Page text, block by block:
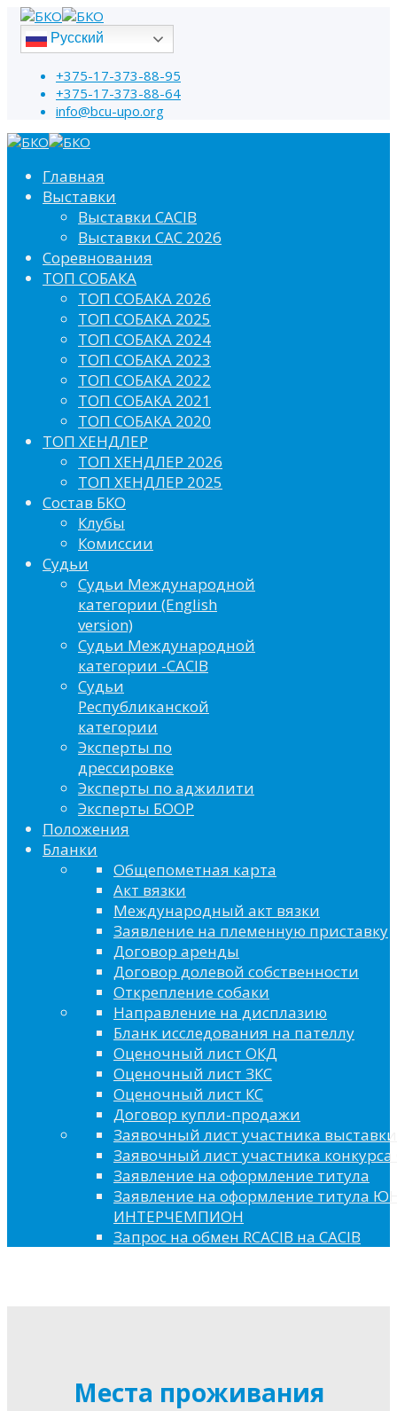
Русский
+375-17-373-88-95
+375-17-373-88-64
info@bcu-upo.org
Главная
Выставки
Выставки CACIB
Выставки САС 2026
Соревнования
ТОП СОБАКА
ТОП СОБАКА 2026
ТОП СОБАКА 2025
ТОП СОБАКА 2024
ТОП СОБАКА 2023
ТОП СОБАКА 2022
ТОП СОБАКА 2021
ТОП СОБАКА 2020
ТОП ХЕНДЛЕР
ТОП ХЕНДЛЕР 2026
ТОП ХЕНДЛЕР 2025
Состав БКО
Клубы
Комиссии
Судьи
Судьи Международной
категории (English
version)
Судьи Международной
категории -CACIB
Судьи
Республиканской
категории
Эксперты по
дрессировке
Эксперты по аджилити
Эксперты БООР
Положения
Бланки
Общепометная карта
Акт вязки
Международный акт вязки
Заявление на племенную приставку
Договор аренды
Договор долевой собственности
Открепление собаки
Направление на дисплазию
Бланк исследования на пателлу
Оценочный лист ОКД
Оценочный лист ЗКС
Оценочный лист КС
Договор купли-продажи
Заявочный лист участника выставки
Заявочный лист участника конкурса
Заявление на оформление титула
Заявление на оформление титула
ИНТЕРЧЕМПИОН
Запрос на обмен RCACIB на CACIB
Места проживания